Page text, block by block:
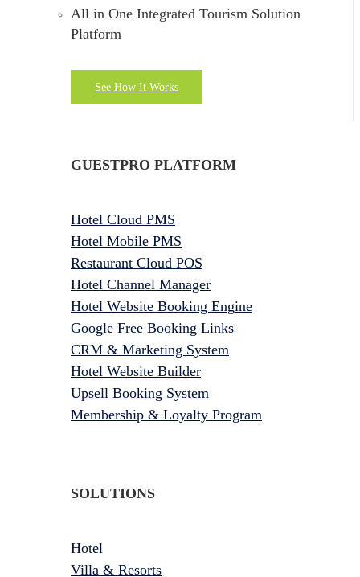
All in One Integrated Tourism Solution
Platform
See How It Works
GUESTPRO PLATFORM
Hotel Cloud PMS
Hotel Mobile PMS
Restaurant Cloud POS
Hotel Channel Manager
Hotel Website Booking Engine
Google Free Booking Links
CRM & Marketing System
Hotel Website Builder
Upsell Booking System
Membership & Loyalty Program
SOLUTIONS
Hotel
Villa & Resorts